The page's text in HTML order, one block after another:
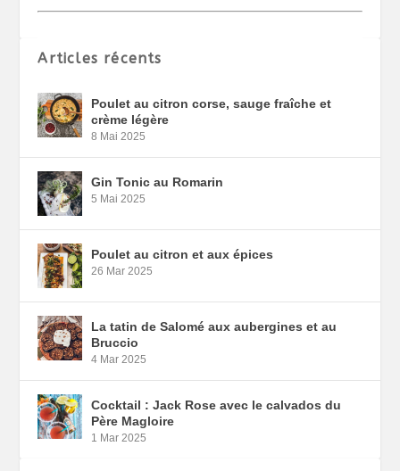
Articles récents
Poulet au citron corse, sauge fraîche et
crème légère
8 Mai 2025
Gin Tonic au Romarin
5 Mai 2025
Poulet au citron et aux épices
26 Mar 2025
La tatin de Salomé aux aubergines et au
Bruccio
4 Mar 2025
Cocktail : Jack Rose avec le calvados du
Père Magloire
1 Mar 2025